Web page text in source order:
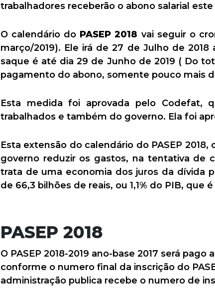
trabalhadores receberão o abono salarial
O calendário do PASEP 2018 vai seguir o
março/2019). Ele irá de 27 de Julho de
saque é até dia 29 de Junho de 2019 ( Do
pagamento do abono, somente pouco mais
Esta medida foi aprovada pelo Codefat,
trabalhados e também do governo. Ela foi
Esta extensão do calendário do PASEP
governo reduzir os gastos, na tentativa de
trata de uma economia dos juros da dívida
de 66,3 bilhões de reais, ou 1,1% do PIB,
PASEP 2018
O PASEP 2018-2019 ano-base 2017 será
conforme o numero final da inscrição do
administração publica recebe o numero de